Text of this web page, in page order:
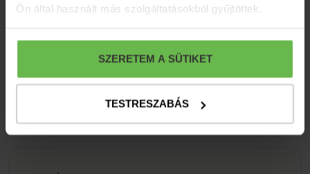
Ön által használt más szolgáltatásokból gyűjtöttek.
SZERETEM A SÜTIKET
TESTRESZABÁS
Regisztráljon törzsvendégprogramunkba és
S4Y szállodában!
ÉRDEKEL